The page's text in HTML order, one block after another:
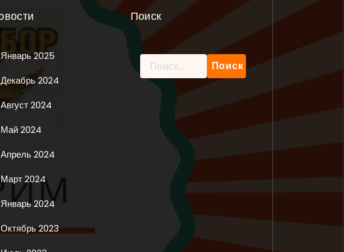
Январь 2025
Декабрь 2024
Август 2024
Май 2024
Апрель 2024
Март 2024
Январь 2024
Октябрь 2023
Поиск
Найти: